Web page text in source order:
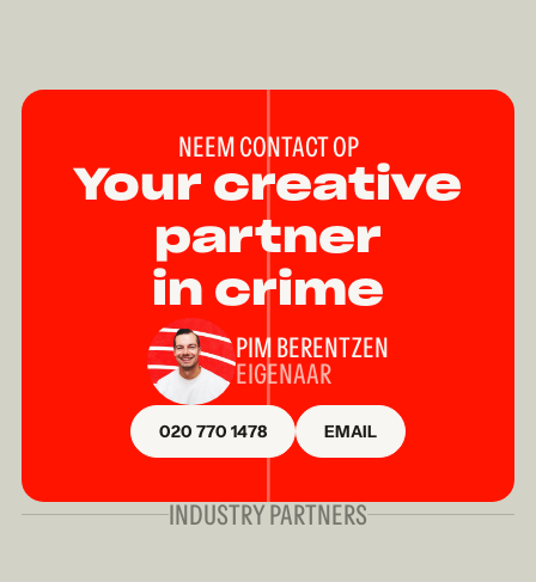
NEEM CONTACT OP
Your creative
partner
in crime
PIM BERENTZEN
EIGENAAR
020 770 1478 EMAIL
INDUSTRY PARTNERS